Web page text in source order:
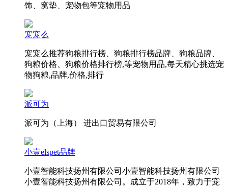
饰、窝垫、宠物包等宠物用品
宠宠么
宠宠么推荐狗粮排行榜、狗粮排行榜品牌、狗粮品牌、
狗粮价格、狗粮价格排行榜,等宠物用品,每天精心挑选宠
物狗粮,品牌,价格,排行
派可为
派可为（上海） 进出口贸易有限公司
小壹elspet品牌
小壹智能科技扬州有限公司小壹智能科技扬州有限公司
小壹智能科技扬州有限公司。成立于2018年，致力于宠